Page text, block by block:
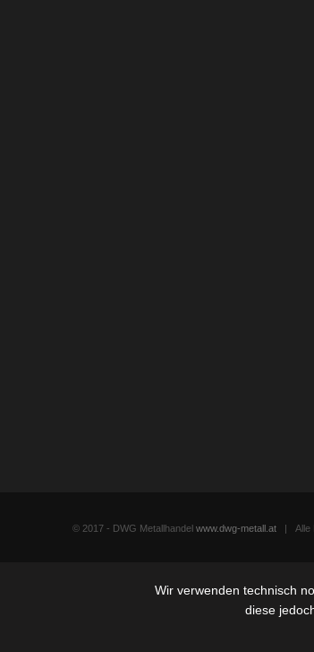
© 2017 - DWG Metallhandelwww.dwg-metall.at | Alle
Wir verwenden technisch
diese